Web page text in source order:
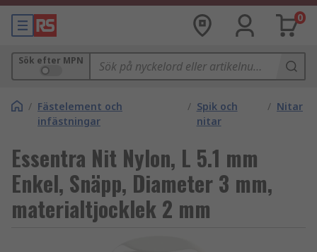
0
Sök efter MPN
/ Fästelement och
infästningar
/ Spik och
nitar
/ Nitar
Essentra Nit Nylon, L 5.1 mm
Enkel, Snäpp, Diameter 3 mm,
materialtjocklek 2 mm